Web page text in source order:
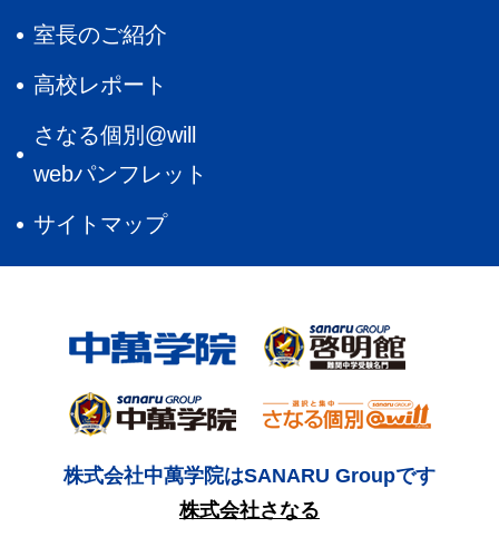
室長のご紹介
高校レポート
さなる個別@will
webパンフレット
サイトマップ
株式会社中萬学院はSANARU Groupです
株式会社さなる